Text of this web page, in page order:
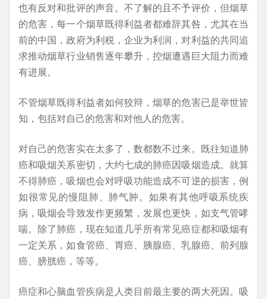
也有反对和批评的声音。不了解的且不予评价，但烟草
的危害，每一个烟草既得利益者都难辞其咎，尤其在当
前的中国，政府为利税，企业为利润，对利益的共同追
求推动烟草行业销售逐年攀升，控烟遭遇巨大阻力而难
有进展。
不管烟草既得利益者如何狡辩，烟草的危害已是举世皆
知，包括对自己的危害和对他人的危害。
对自己的危害实在太多了，数都数不过来。既往知道肺
癌和吸烟关系密切，大约七成的肺癌因吸烟造成。就算
不得肺癌，吸烟也会对呼吸功能造成不可逆的损害，例
如很常见的慢阻肺、肺气肿。如果有其他呼吸系统疾
病，吸烟会导致发作更频繁，发展也更快，如支气管哮
喘。除了肺癌，现在知道几乎所有常见癌症都和吸烟有
一定关系，如食管癌、胃癌、胰腺癌、乳腺癌、前列腺
癌、膀胱癌，等等。
癌症和心脑血管疾病是人类目前最主要的两大死因。吸